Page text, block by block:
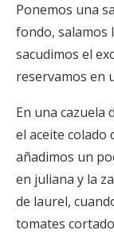
Ponemos una
fondo, salamos
sacudimos el
reservamos en
En una cazuela
el aceite colado
añadimos un
en juliana y la
de laurel,
tomates